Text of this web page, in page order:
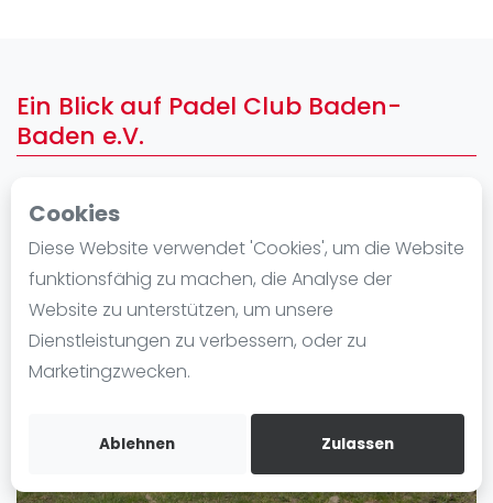
Cookies
Diese Website verwendet 'Cookies', um die Website
funktionsfähig zu machen, die Analyse der
Website zu unterstützen, um unsere
Dienstleistungen zu verbessern, oder zu
Marketingzwecken.
Ablehnen Zulassen
Frauen
FIP Männer
Blog
Die Geschichte von Padel
Regeln und Punktzählung
Padel Schläge
Video
Ein Blick auf Padel Club Baden-
Baden e.V.